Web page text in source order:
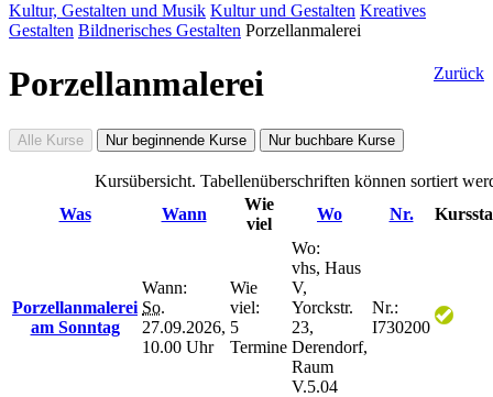
Kultur, Gestalten und Musik Kultur und Gestalten Kreatives
Gestalten Bildnerisches Gestalten Porzellanmalerei
Zurück
Porzellanmalerei
Alle Kurse Nur beginnende Kurse Nur buchbare Kurse
Kursübersicht. Tabellenüberschriften können sortiert
Was
Wann
Wie
viel
Wo Nr.
Porzellanmalerei
am Sonntag
Wann:
So.
27.09.2026,
10.00 Uhr
Wie
viel:
5
Termine
Wo:
vhs, Haus
V,
Yorckstr.
23,
Derendorf,
Raum
V.5.04
Nr.:
I730200